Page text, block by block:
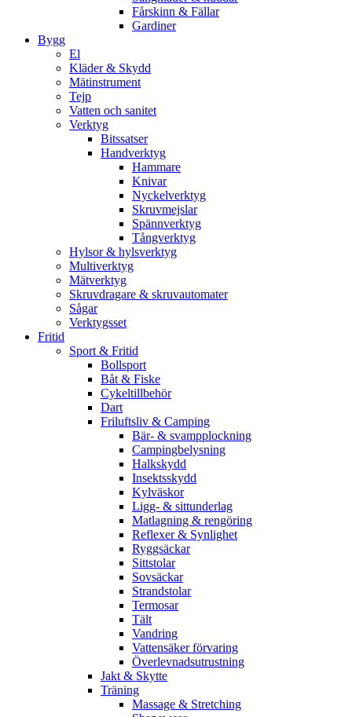
Fårskinn & Fällar
Gardiner
Bygg
El
Kläder & Skydd
Mätinstrument
Tejp
Vatten och sanitet
Verktyg
Bitssatser
Handverktyg
Hammare
Knivar
Nyckelverktyg
Skruvmejslar
Spännverktyg
Tångverktyg
Hylsor & hylsverktyg
Multiverktyg
Mätverktyg
Skruvdragare & skruvautomater
Sågar
Verktygsset
Fritid
Sport & Fritid
Bollsport
Båt & Fiske
Cykeltillbehör
Dart
Friluftsliv & Camping
Bär- & svampplockning
Campingbelysning
Halkskydd
Insektsskydd
Kylväskor
Ligg- & sittunderlag
Matlagning & rengöring
Reflexer & Synlighet
Ryggsäckar
Sittstolar
Sovsäckar
Strandstolar
Termosar
Tält
Vandring
Vattensäker förvaring
Överlevnadsutrustning
Jakt & Skytte
Träning
Massage & Stretching